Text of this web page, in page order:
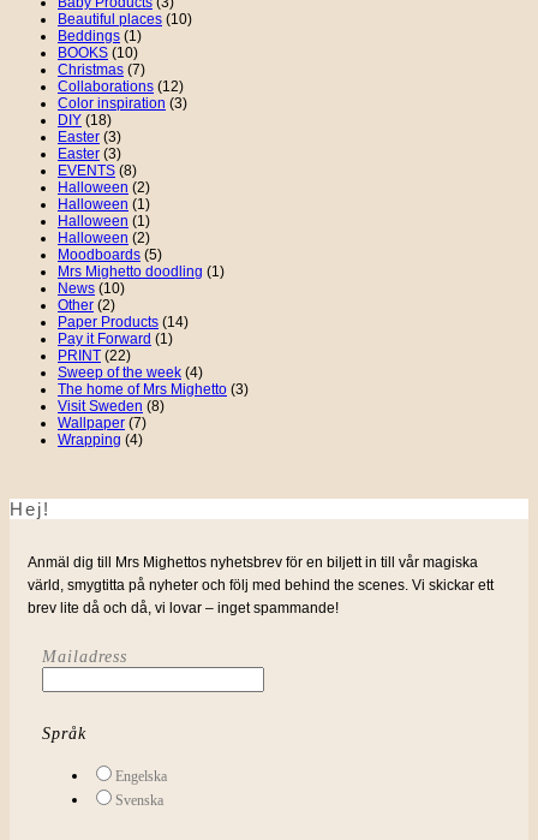
Beautiful places (10)
Beddings (1)
BOOKS (10)
Christmas (7)
Collaborations (12)
Color inspiration (3)
DIY (18)
Easter (3)
Easter (3)
EVENTS (8)
Halloween (2)
Halloween (1)
Halloween (1)
Halloween (2)
Moodboards (5)
Mrs Mighetto doodling (1)
News (10)
Other (2)
Paper Products (14)
Pay it Forward (1)
PRINT (22)
Sweep of the week (4)
The home of Mrs Mighetto (3)
Visit Sweden (8)
Wallpaper (7)
Wrapping (4)
Hej!
Anmäl dig till Mrs Mighettos nyhetsbrev för en biljett in till vår magiska
värld, smygtitta på nyheter och följ med behind the scenes. Vi skickar ett
brev lite då och då, vi lovar – inget spammande!
Mailadress
Språk
Engelska
Svenska